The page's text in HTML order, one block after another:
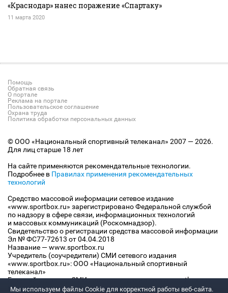
«Краснодар» нанес поражение «Спартаку»
11 марта 2020
Помощь
Обратная связь
О портале
Реклама на портале
Пользовательское соглашение
Охрана труда
Политика обработки персональных данных
© ООО «Национальный спортивный телеканал» 2007 — 2026.
Для лиц старше 18 лет
На сайте применяются рекомендательные технологии.
Подробнее в Правилах применения рекомендательных
технологий
Средство массовой информации сетевое издание
«www.sportbox.ru» зарегистрировано Федеральной службой
по надзору в сфере связи, информационных технологий
и массовых коммуникаций (Роскомнадзор).
Свидетельство о регистрации средства массовой информации
Эл № ФС77-72613 от 04.04.2018
Название — www.sportbox.ru
Учредитель (соучредители) СМИ сетевого издания
«www.sportbox.ru»: ООО «Национальный спортивный
телеканал»
Главный редактор СМИ сетевого издания «www.sportbox.ru»:
Конов В.А.
Мы используем файлы Сookie для корректной работы веб-сайта.